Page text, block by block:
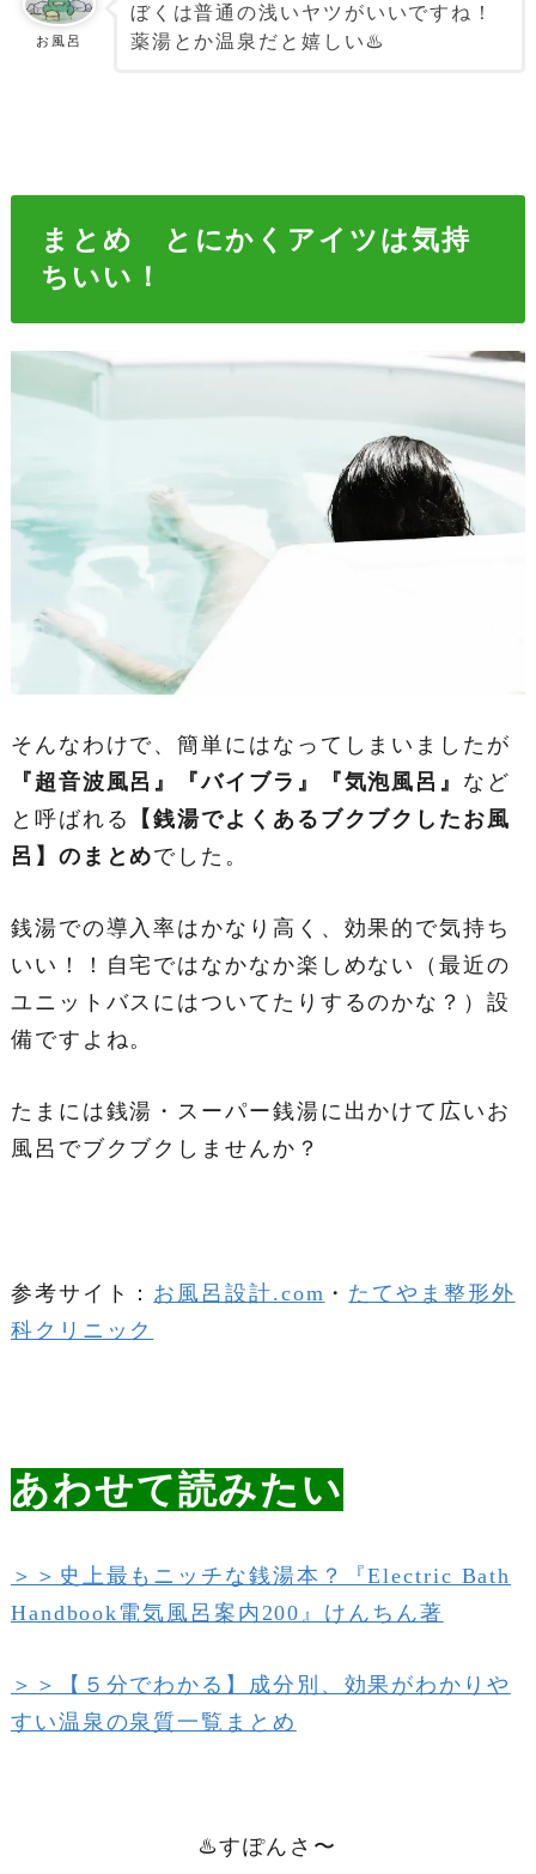
お風呂
ぼくは普通の浅いヤツがいいですね！
薬湯とか温泉だと嬉しい♨️
まとめ とにかくアイツは気持
ちいい！
そんなわけで、簡単にはなってしまいましたが
『超音波風呂』『バイブラ』『気泡風呂』 など
と呼ばれる
【銭湯でよくあるブクブクしたお風
呂】のまとめでした。
銭湯での導入率はかなり高く、効果的で気持ち
いい！！自宅ではなかなか楽しめない（最近の
ユニットバスにはついてたりするのかな？）設
備ですよね。
たまには銭湯・スーパー銭湯に出かけて広いお
風呂でブクブクしませんか？
参考サイト： お風呂設計.com ・ たてやま整形外
科クリニック
あわせて読みたい
＞＞史上最もニッチな銭湯本？『Electric Bath
Handbook電気風呂案内200』けんちん著
＞＞【５分でわかる】成分別、効果がわかりや
すい温泉の泉質一覧まとめ
♨️すぽんさ〜